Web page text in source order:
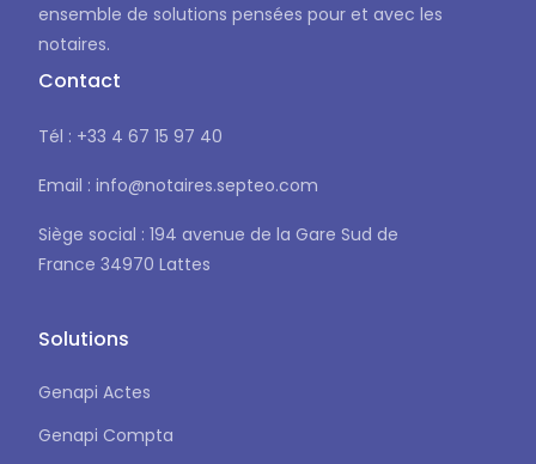
ensemble de solutions pensées pour et avec les
notaires.
Contact
Tél : +33 4 67 15 97 40
Email : info@notaires.septeo.com
Siège social : 194 avenue de la Gare Sud de
France 34970 Lattes
Solutions
Genapi Actes
Genapi Compta